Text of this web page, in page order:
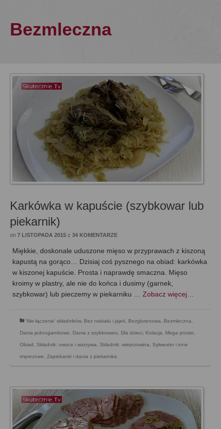
Bezmleczna
Karkówka w kapuście (szybkowar lub
piekarnik)
on 7 LISTOPADA 2015 z 34 KOMENTARZE
Miękkie, doskonale uduszone mięso w przyprawach z kiszoną
kapustą na gorąco… Dzisiaj coś pysznego na obiad: karkówka
w kiszonej kapuście. Prosta i naprawdę smaczna. Mięso
kroimy w plastry, ale nie do końca i dusimy (garnek,
szybkowar) lub pieczemy w piekarniku … Zobacz więcej…
'Nie-łączenie' składników, Bez nabiału i jajek, Bezglutenowa, Bezmleczna,
Dania jednogarnkowe, Dania z szybkowaru, Dla dzieci, Kolacja, Mega proste,
Obiad, Składnik: owoce i warzywa, Składnik: wieprzowina, Sylwester i inne
imprezowe, Zapiekanki i dania z piekarnika